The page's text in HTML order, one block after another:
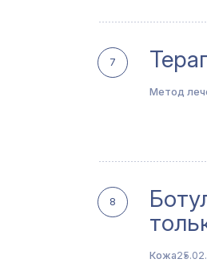
7
Метод
8
Кожа